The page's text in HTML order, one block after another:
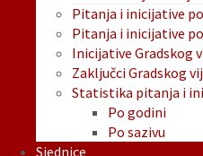
Pitanja i inicijative
Pitanja i inicijative
Inicijative Gradskog
Zaključci Gradskog
Statistika pitanja i
Po godini
Po sazivu
Sjednice